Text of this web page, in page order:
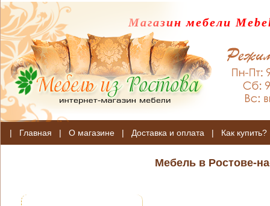
Магазин мебели
| Главная | О магазине | Доставка и оплата | Как купить?
Мебель в Ростове-